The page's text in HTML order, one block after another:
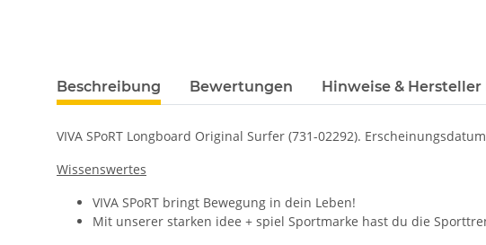
Beschreibung Bewertungen Hinweise &
VIVA SPoRT Longboard Original Surfer (731-02292).
Wissenswertes
VIVA SPoRT bringt Bewegung in dein Leben!
Mit unserer starken idee + spiel Sportmarke hast du die